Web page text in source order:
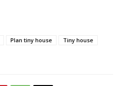
Plan tiny house
Tiny house